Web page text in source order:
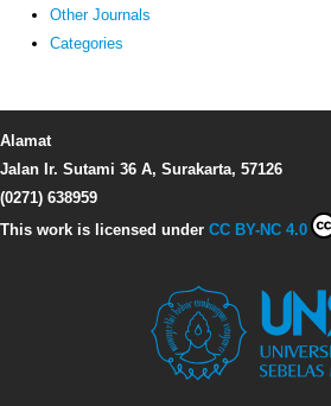
Other Journals
Categories
Alamat
Jalan Ir. Sutami 36 A, Surakarta, 57126
(0271) 638959
This work is licensed under CC BY-NC 4.0